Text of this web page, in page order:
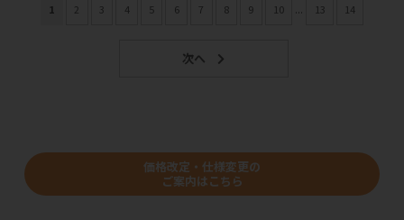
1 2 3 4 5 6 7 8 9 10 13 14
価格改定・仕様変更の
ご案内はこちら